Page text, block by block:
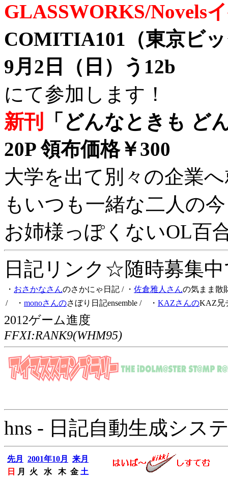
GLASSWORKS/Novels
COMITIA101（東京ビ
9月2日（日）う12b
にて参加します！
新刊
「どんなときも ど
20P 領布価格￥300
大学を出て別々の企業
もいつも一緒な二人の
お姉様っぽくないOL百
日記リンク☆随時募集
・ おさかなさんのさかにゃ日記 / ・ 佐倉雅人さんの気まま散
/ ・ monoさんのさぼり日記ensemble / ・ KAZさんのKAZ兄
2012ゲーム進度
FFXI:RANK9(WHM95)
hns - 日記自動生成シス
先月 2001年10月
来月
日
月 火 水 木 金 土